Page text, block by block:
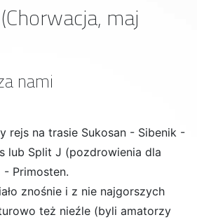
maj
nami
rejs na trasie Sukosan - Sibenik -
lub Split J (pozdrowienia dla
- Primosten.
znośnie i z nie najgorszych
też nieźle (byli amatorzy